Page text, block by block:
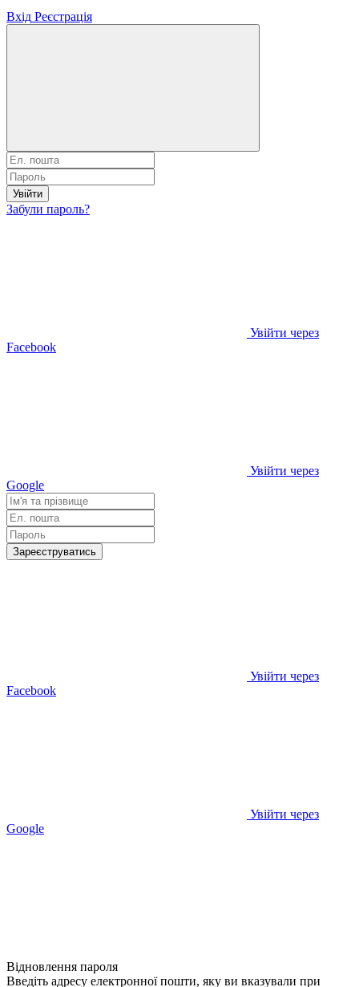
Вхід Реєстрація
Увійти
Забули пароль?
Увійти через
Facebook
Увійти через
Google
Зареєструватись
Увійти через
Facebook
Увійти через
Google
Відновлення пароля
Введіть адресу електронної пошти, яку ви вказували при